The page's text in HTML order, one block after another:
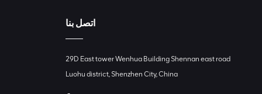
اتصل بنا
29D East tower Wenhua Building Shennan east road
Luohu district, Shenzhen City, China